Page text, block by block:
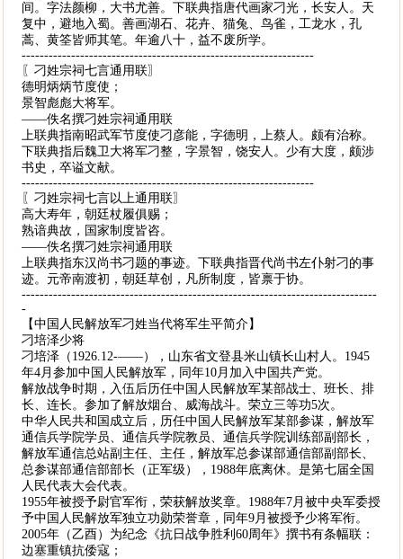
间。字法颜柳，大书尤善。下联典指唐代画家刁光，长安人。天
复中，避地入蜀。善画湖石、花卉、猫兔、鸟雀，工龙水，孔
蒿、黄筌皆师其笔。年逾八十，益不废所学。
-----------------------------------------------------------------
〖刁姓宗祠七言通用联〗
德明炳炳节度使；
景智彪彪大将军。
——佚名撰刁姓宗祠通用联
上联典指南昭武军节度使刁彦能，字德明，上蔡人。颇有治称。
下联典指后魏卫大将军刁整，字景智，饶安人。少有大度，颇涉
书史，卒谥文献。
-----------------------------------------------------------------
〖刁姓宗祠七言以上通用联〗
高大寿年，朝廷杖履俱赐；
熟谙典故，国家制度皆咨。
——佚名撰刁姓宗祠通用联
上联典指东汉尚书刁题的事迹。下联典指晋代尚书左仆射刁的事
迹。元帝南渡初，朝廷草创，凡所制度，皆禀于协。
-------------------------------------------------------------------------------
-
【中国人民解放军刁姓当代将军生平简介】
刁培泽少将
刁培泽（1926.12-——），山东省文登县米山镇长山村人。1945
年4月参加中国人民解放军，同年10月加入中国共产党。
解放战争时期，入伍后历任中国人民解放军某部战士、班长、排
长、连长。参加了解放烟台、威海战斗。荣立三等功5次。
中华人民共和国成立后，历任中国人民解放军某部参谋，解放军
通信兵学院学员、通信兵学院教员、通信兵学院训练部副部长，
解放军通信总站副主任、主任，解放军总参谋部通信部副部长、
总参谋部通信部部长（正军级），1988年底离休。是第七届全国
人民代表大会代表。
1955年被授予尉官军衔，荣获解放奖章。1988年7月被中央军委授
予中国人民解放军独立功勋荣誉章，同年9月被授予少将军衔。
2005年（乙酉）为纪念《抗日战争胜利60周年》撰书有条幅联：
边塞重镇抗倭寇；